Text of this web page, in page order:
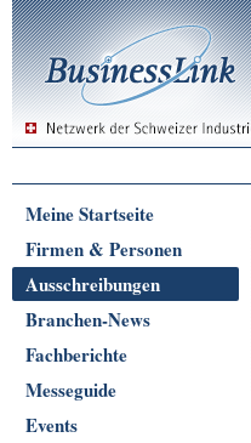
Meine Startseite
Firmen & Personen
Ausschreibungen
Branchen-News
Fachberichte
Messeguide
Events